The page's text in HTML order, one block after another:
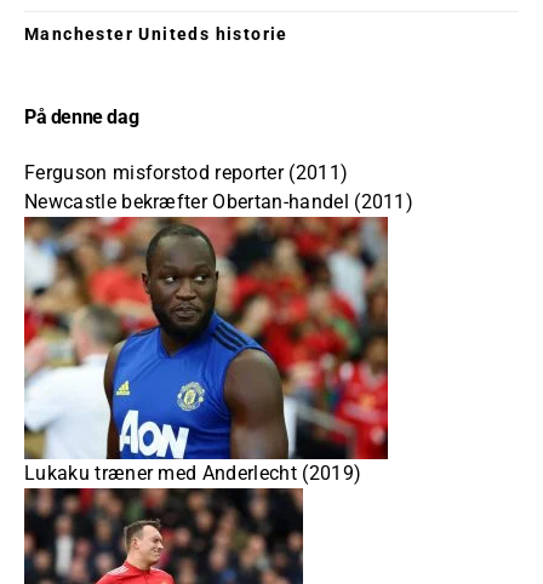
Manchester Uniteds historie
På denne dag
Ferguson misforstod reporter (2011)
Newcastle bekræfter Obertan-handel (2011)
Lukaku træner med Anderlecht (2019)